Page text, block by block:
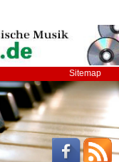
Sitemap